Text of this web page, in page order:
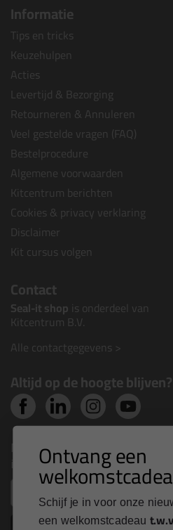
Informatie
Tips en tricks
Keuzehulpen
Acties
Levertijd & Bezorging
Retourneren & Annuleren
Veel gestelde vragen (FAQ)
Bestelprocedure
Algemene voorwaarden
Kitcentrum berichten
Cookies & privacy verklaring
Disclaimer
Kit cursus volgen
Contact
Seal-it shop is onderdeel van
Kitcentrum B.V.
Alle contactgegevens >
Altijd op de hoogte blijven?
Nieuws, tips en exclusieve
inbox Ontvang een
Schijf je in voor onze
een welkomstcadeau